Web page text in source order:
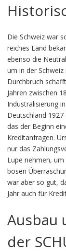
Die Schweiz war
reiches Land
ebenso die
um in der
Durchbruch
Jahren zwischen
Industralisierung
Deutschland 1927
das der Beginn
Kreditanfragen.
nur das
Lupe nehmen,
bösen
war aber so gut,
Jahr auch für
Ausbau
der